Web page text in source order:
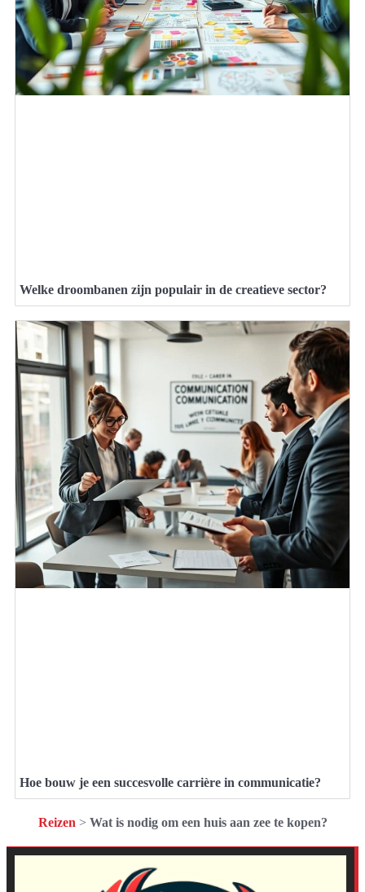
Welke droombanen zijn populair in de creatieve sector?
Hoe bouw je een succesvolle carrière in communicatie?
Reizen > Wat is nodig om een huis aan zee te kopen?